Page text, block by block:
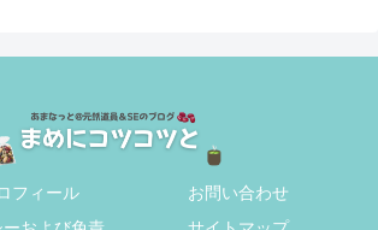
フィール
お問い合わせ